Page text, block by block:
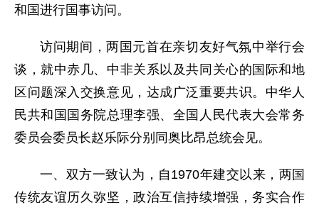
和国进行国事访问。
访问期间，两国元首在亲切友好气氛中举行会
谈，就中赤几、中非关系以及共同关心的国际和地
区问题深入交换意见，达成广泛重要共识。中华人
民共和国国务院总理李强、全国人民代表大会常务
委员会委员长赵乐际分别同奥比昂总统会见。
一、双方一致认为，自1970年建交以来，两国
传统友谊历久弥坚，政治互信持续增强，务实合作